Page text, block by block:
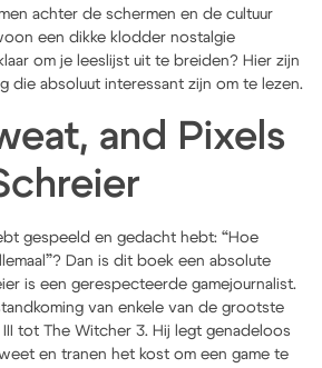
achter de schermen en de cultuur
een dikke klodder nostalgie
om je leeslijst uit te breiden? Hier zijn
die absoluut interessant zijn om te lezen.
and Pixels
gespeeld en gedacht hebt: “Hoe
Dan is dit boek een absolute
is een gerespecteerde gamejournalist.
van enkele van de grootste
tot The Witcher 3. Hij legt genadeloos
en tranen het kost om een game te